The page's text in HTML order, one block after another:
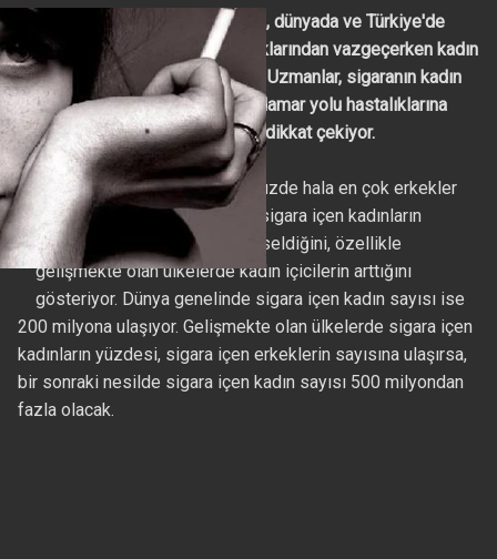
Yapılan son araştırmalara göre, dünyada ve Türkiye'de
erkekler sigara içme alışkanlıklarından vazgeçerken kadın
içicilerin sayısı sürekli artıyor. Uzmanlar, sigaranın kadın
cildinde kırışıklıklara, deri ve damar yolu hastalıklarına
ciddi oranda sebep verdiğine dikkat çekiyor.
Araştırmalar, sigaranın günümüzde hala en çok erkekler
tarafından tüketildiğini ancak sigara içen kadınların
sayısının her gün daha da yükseldiğini, özellikle
gelişmekte olan ülkelerde kadın içicilerin arttığını
gösteriyor. Dünya genelinde sigara içen kadın sayısı ise
200 milyona ulaşıyor. Gelişmekte olan ülkelerde sigara içen
kadınların yüzdesi, sigara içen erkeklerin sayısına ulaşırsa,
bir sonraki nesilde sigara içen kadın sayısı 500 milyondan
fazla olacak.